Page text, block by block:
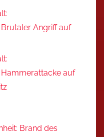
Angriff auf
auf
Brand des